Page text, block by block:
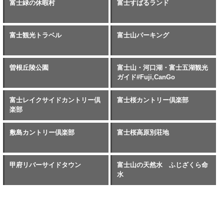
富士緑の休暇村 富士すばるランド
富士観光トラベル 富士山パーキング
曽根丘陵公園
富士山・河口湖・富士五湖観光
ガイド#Fuji,CanGo
富士レイクサイドカントリー倶
楽部
富士桜カントリー倶楽部
敷島カントリー倶楽部 富士桜高原別荘地
甲府リバーサイドタウン
富士山の天然水 ふじざくら命
水